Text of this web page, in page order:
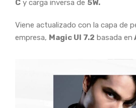
C y carga inversa de 5W.
Viene actualizado con la capa de
empresa, Magic UI 7.2 basada en